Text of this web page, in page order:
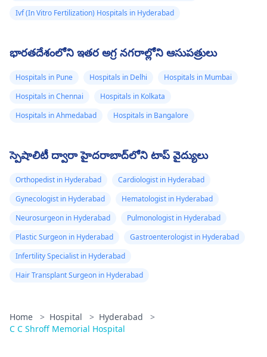
Ivf (In Vitro Fertilization) Hospitals in Hyderabad
భారతదేశంలోని ఇతర అగ్ర నగరాల్లోని ఆసుపత్రులు
Hospitals in Pune Hospitals in Delhi
Hospitals in Mumbai
Hospitals in Chennai
Hospitals in Kolkata
Hospitals in Ahmedabad
Hospitals in Bangalore
స్పెషాలిటీ ద్వారా హైదరాబాద్‌లోని టాప్ వైద్యులు
Orthopedist in Hyderabad
Cardiologist in Hyderabad
Gynecologist in Hyderabad
Hematologist in Hyderabad
Neurosurgeon in Hyderabad
Pulmonologist in Hyderabad
Plastic Surgeon in Hyderabad
Gastroenterologist in Hyderabad
Infertility Specialist in Hyderabad
Hair Transplant Surgeon in Hyderabad
Home > Hospital > Hyderabad
>
C C Shroff Memorial Hospital